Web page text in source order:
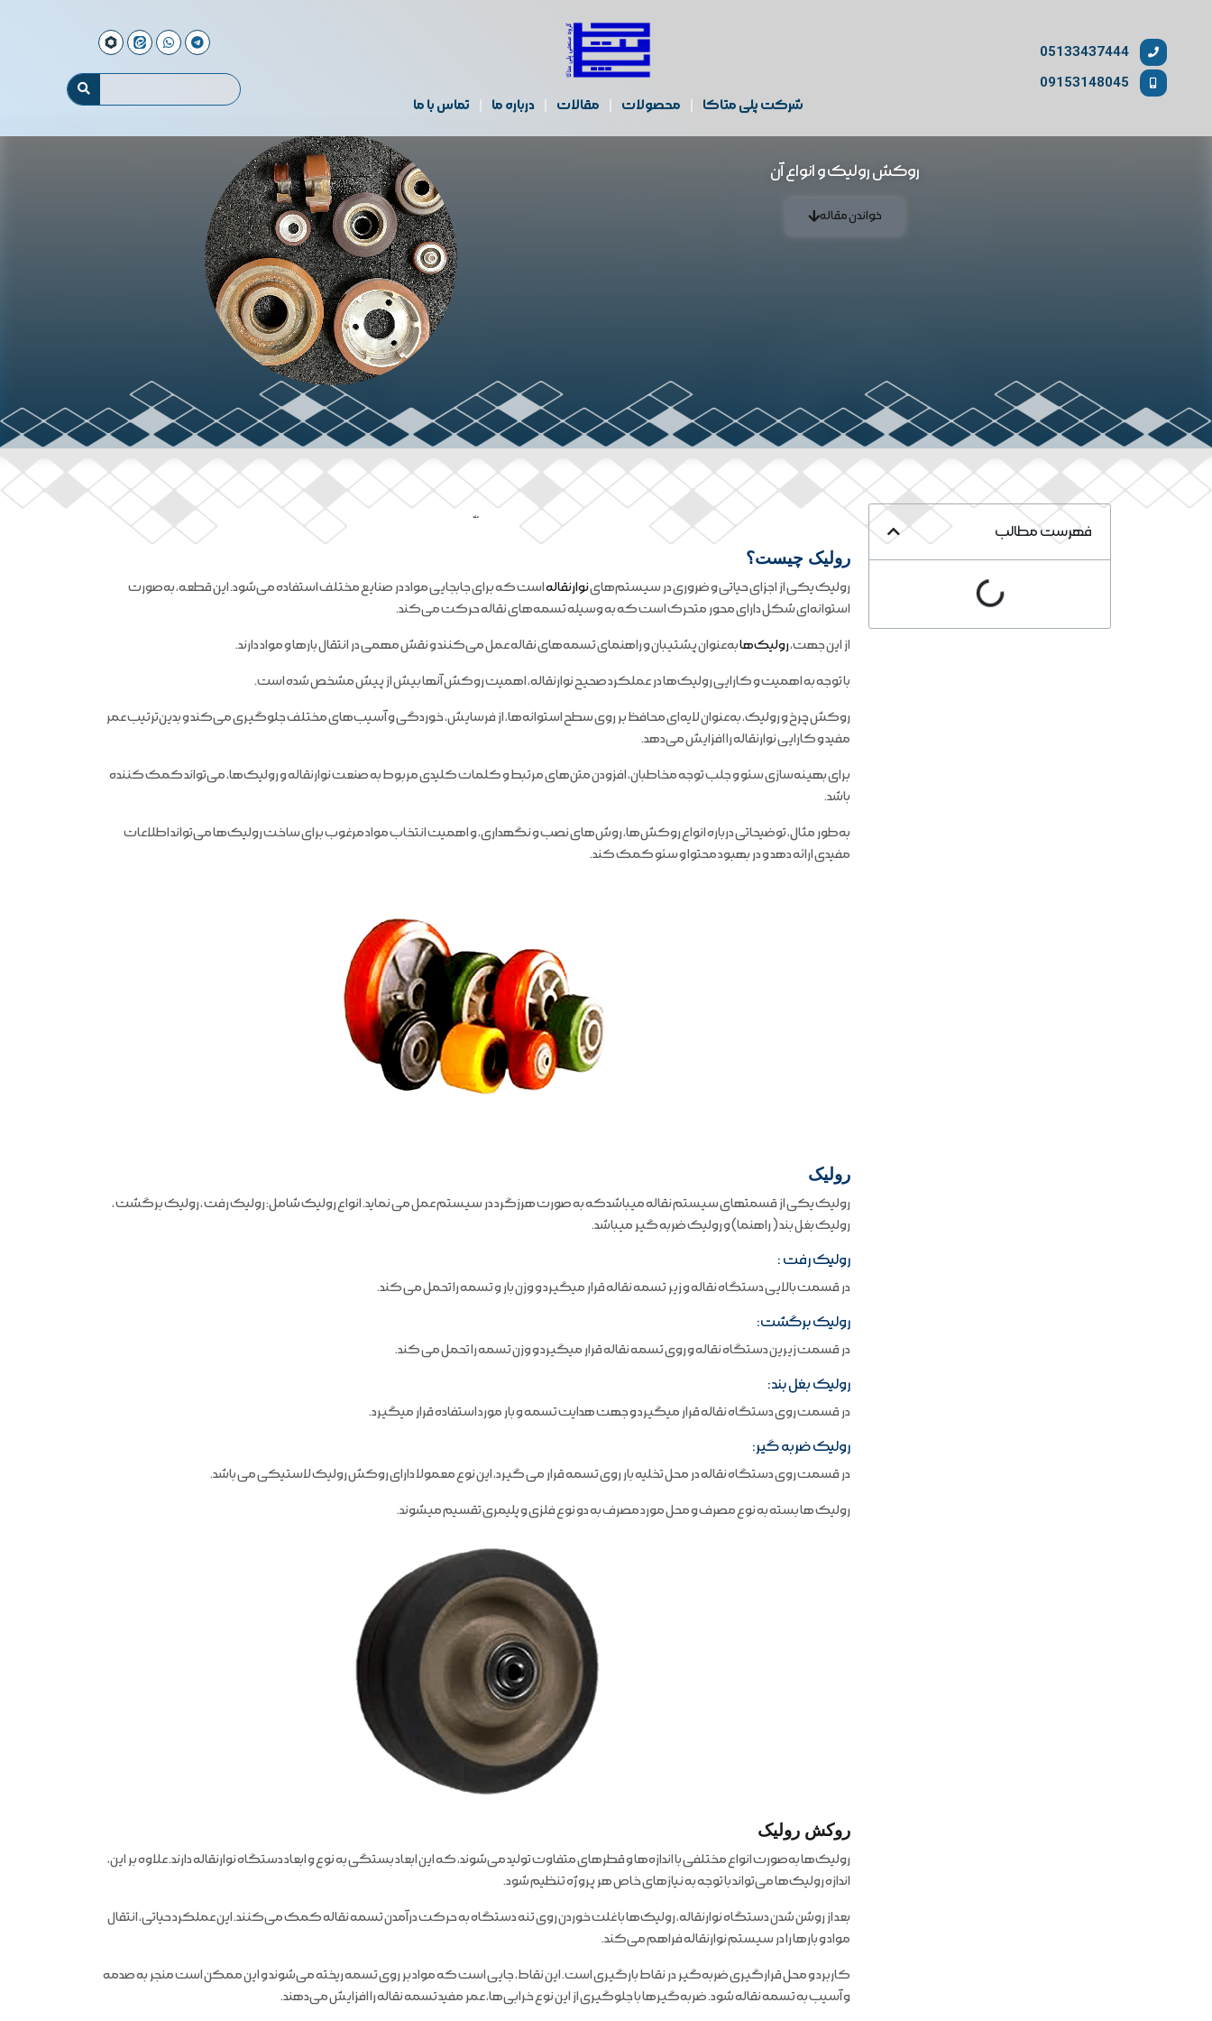
05133437444
09153148045
شرکت پلی متاکا محصولات مقالات درباره ما تماس با ما
روکش رولیک و انواع آن
خواندن مقاله
فهرست مطالب
ملند
رولیک چیست؟
رولیک یکی از اجزای حیاتی و ضروری در سیستم‌هاینوارنقالهاست که برای جابجایی مواد در صنایع مختلف استفاده می‌شود. این قطعه، به‌صورت
استوانه‌ای شکل دارای محور متحرک است که به وسیله تسمه‌های نقاله حرکت می‌کند.
از این جهت،رولیک‌هابه‌عنوان پشتیبان و راهنمای تسمه‌های نقاله عمل می‌کنند و نقش مهمی در انتقال بارها و مواد دارند.
با توجه به اهمیت و کارایی رولیک‌ها در عملکرد صحیح نوارنقاله، اهمیت روکش آنها بیش از پیش مشخص شده است.
روکش چرخ و رولیک، به‌عنوان لایه‌ای محافظ بر روی سطح استوانه‌ها، از فرسایش، خوردگی و آسیب‌های مختلف جلوگیری می‌کند و بدین‌ترتیب عمر
مفید و کارایی نوارنقاله را افزایش می‌دهد.
برای بهینه‌سازی سئو و جلب توجه مخاطبان، افزودن متن‌های مرتبط و کلمات کلیدی مربوط به صنعت نوارنقاله و رولیک‌ها، می‌تواند کمک کننده
باشد.
به‌طور مثال، توضیحاتی درباره انواع روکش‌ها، روش‌های نصب و نگهداری، و اهمیت انتخاب مواد مرغوب برای ساخت رولیک‌ها می‌تواند اطلاعات
مفیدی ارائه دهد و در بهبود محتوا و سئو کمک کند.
رولیک
رولیک یکی از قسمتهای سیستم نقاله میباشدکه به صورت هرزگرد در سیستم عمل می نماید. انواع رولیک شامل: رولیک رفت ، رولیک برگشت ،
رولیک بغل بند ( راهنما) و رولیک ضربه گیر میباشد.
رولیک رفت :
در قسمت بالایی دستگاه نقاله و زیر تسمه نقاله قرار میگیرد و وزن بار و تسمه را تحمل می کند.
رولیک برگشت:
در قسمت زیرین دستگاه نقاله و روی تسمه نقاله قرار میگیرد و وزن تسمه را تحمل می کند.
رولیک بغل بند:
در قسمت روی دستگاه نقاله قرار میگیرد و جهت هدایت تسمه و بار مورد استفاده قرار میگیرد.
رولیک ضربه گیر:
در قسمت روی دستگاه نقاله در محل تخلیه بار روی تسمه قرار می گیرد، این نوع معمولا دارای روکش رولیک لاستیکی می باشد.
رولیک ها بسته به نوع مصرف و محل مورد مصرف به دو نوع فلزی و پلیمری تقسیم میشوند.
روکش رولیک
رولیک‌ها به‌صورت انواع مختلفی با اندازه‌ها و قطرهای متفاوت تولید می‌شوند، که این ابعاد بستگی به نوع و ابعاد دستگاه نوارنقاله دارند. علاوه بر این،
اندازه رولیک‌ها می‌تواند با توجه به نیازهای خاص هر پروژه تنظیم شود.
بعد از روشن شدن دستگاه نوارنقاله، رولیک‌ها با غلت خوردن روی تنه دستگاه به حرکت درآمدن تسمه نقاله کمک می‌کنند. این عملکرد حیاتی، انتقال
مواد و بارها را در سیستم نوارنقاله فراهم می‌کند.
کاربرد و محل قرارگیری ضربه‌گیر در نقاط بارگیری است. این نقاط، جایی است که مواد بر روی تسمه ریخته می‌شوند و این ممکن است منجر به صدمه
و آسیب به تسمه نقاله شود. ضربه‌گیرها با جلوگیری از این نوع خرابی‌ها، عمر مفید تسمه نقاله را افزایش می‌دهند.